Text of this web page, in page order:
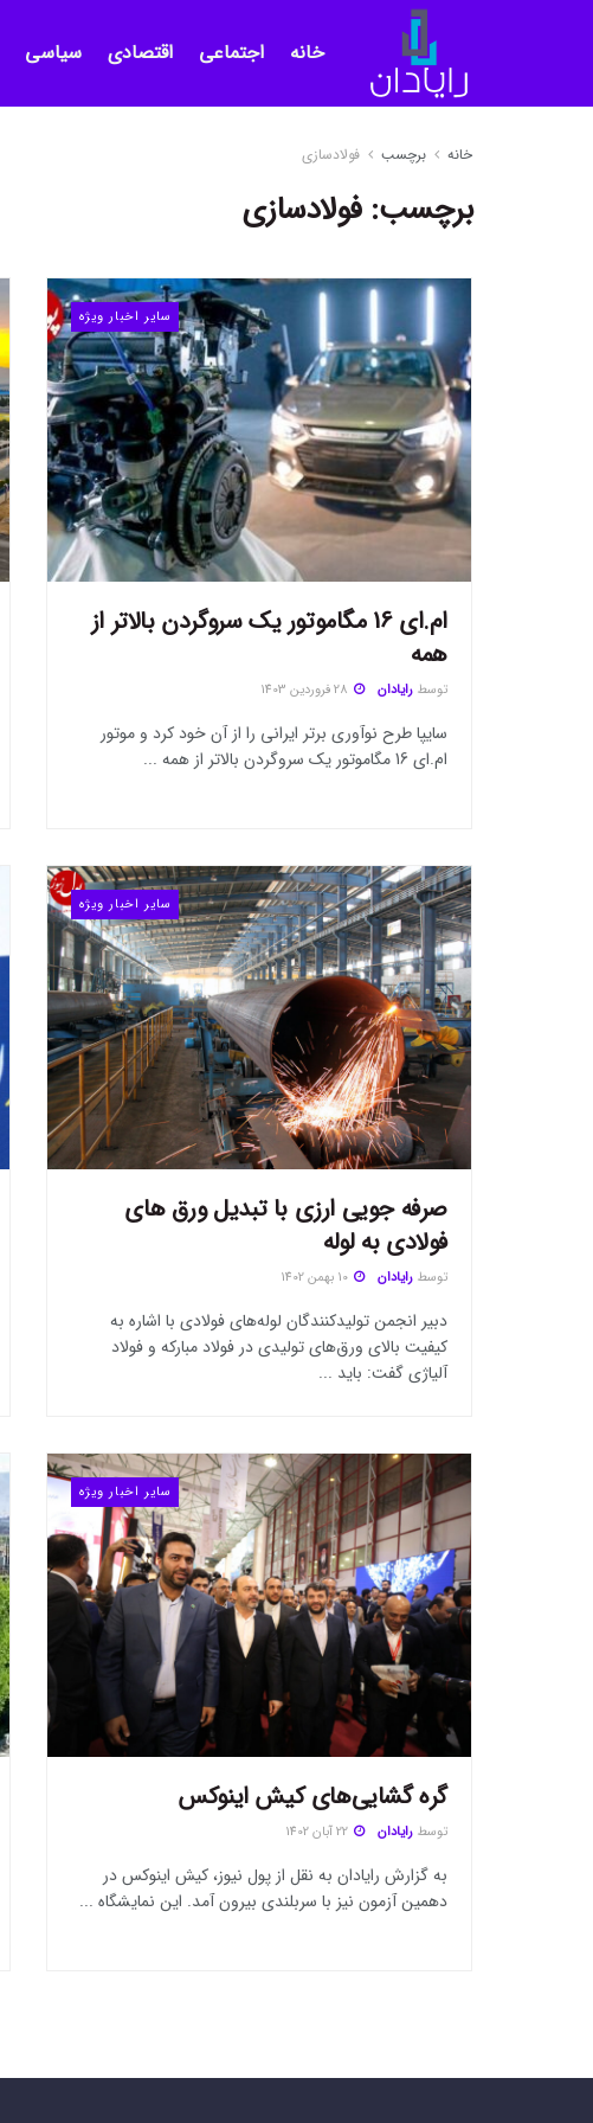
خانه اجتماعی اقتصادی سیاسی
خانه برچسب فولادسازی
برچسب:فولادسازی
سایر اخبار ویژه
ام.ای 16 مگاموتور یک سروگردن بالاتر از
همه
توسط رایادان
سایپا طرح نوآوری برتر ایرانی را از آن خود کرد و موتور
ام.ای 16 مگاموتور یک سروگردن بالاتر از همه ...
سایر اخبار ویژه
صرفه جویی ارزی با تبدیل ورق های
فولادی به لوله
توسط رایادان
دبیر انجمن تولیدکنندگان لوله‌های فولادی با اشاره به
کیفیت بالای ورق‌های تولیدی در فولاد مبارکه و فولاد
آلیاژی گفت: باید ...
سایر اخبار ویژه
گره گشایی‌های کیش اینوکس
توسط رایادان
به گزارش رایادان به نقل از پول نیوز، کیش اینوکس در
دهمین آزمون نیز با سربلندی بیرون آمد. این نمایشگاه ...